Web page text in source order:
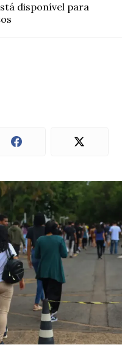
disponível para